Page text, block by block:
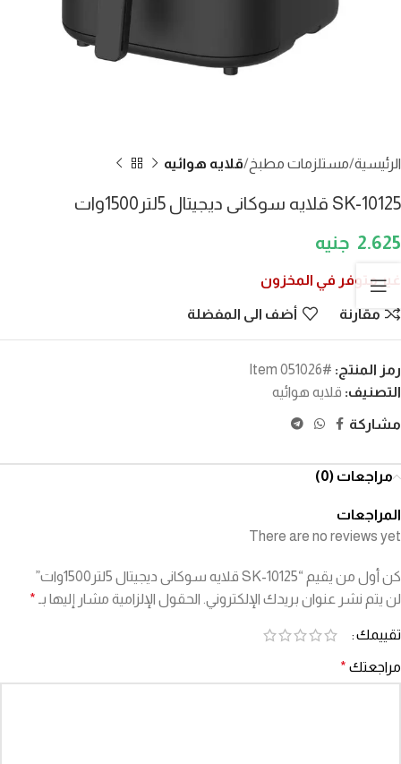
الرئيسية مستلزمات مطبخ قلايه هوائيه
SK-10125 قلايه سوكانى ديجيتال 5لتر1500وات
2.625
غير متوفر في المخزون
مقارنة أضف الى المفضلة
رمز المنتج: #Item 051026
التصنيف: قلايه هوائيه
مشاركة
مراجعات (0)
المراجعات
There are no reviews yet
كن أول من يقيم “SK-10125 قلايه سوكانى ديجيتال 5لتر1500وات”
لن يتم نشر عنوان بريدك الإلكتروني. الحقول الإلزامية مشار إليها بـ *
تقييمك
مراجعتك *